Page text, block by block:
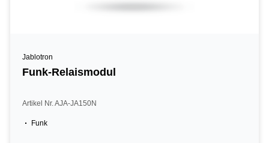
Jablotron
Funk-Relaismodul
Artikel Nr. AJA-JA150N
Funk